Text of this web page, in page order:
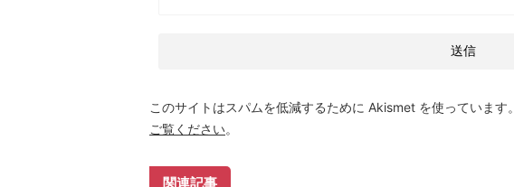
このサイトはスパムを低減するために Akismet を使っています。
ご覧ください。
関連記事